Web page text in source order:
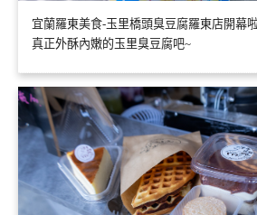
宜蘭羅東美食-玉里橋頭臭豆腐羅東店開幕
真正外酥內嫩的玉里臭豆腐吧~